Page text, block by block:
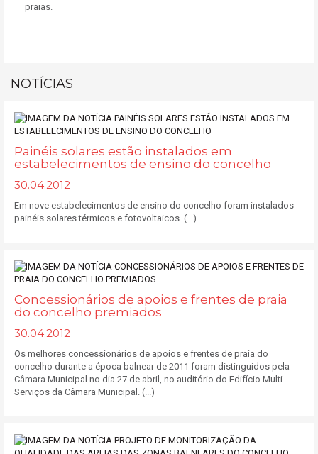
praias.
NOTÍCIAS
Painéis solares estão instalados em
estabelecimentos de ensino do concelho
30.04.2012
Em nove estabelecimentos de ensino do concelho foram instalados
painéis solares térmicos e fotovoltaicos. (...)
Concessionários de apoios e frentes de praia
do concelho premiados
30.04.2012
Os melhores concessionários de apoios e frentes de praia do
concelho durante a época balnear de 2011 foram distinguidos pela
Câmara Municipal no dia 27 de abril, no auditório do Edifício Multi-
Serviços da Câmara Municipal. (...)